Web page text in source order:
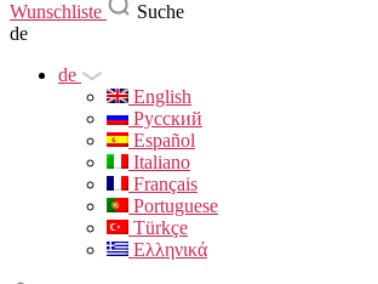
Wunschliste
Suche
de
de
English
Русский
Español
Italiano
Français
Portuguese
Türkçe
Ελληνικά